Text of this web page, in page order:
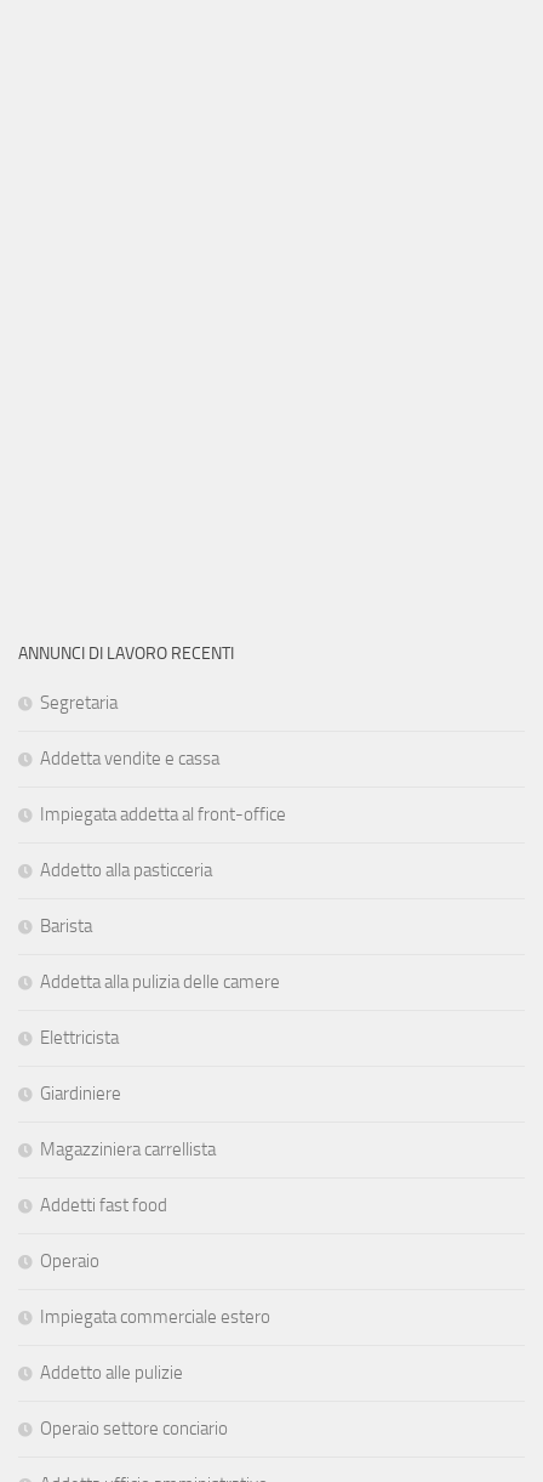
ANNUNCI DI LAVORO RECENTI
Segretaria
Addetta vendite e cassa
Impiegata addetta al front-office
Addetto alla pasticceria
Barista
Addetta alla pulizia delle camere
Elettricista
Giardiniere
Magazziniera carrellista
Addetti fast food
Operaio
Impiegata commerciale estero
Addetto alle pulizie
Operaio settore conciario